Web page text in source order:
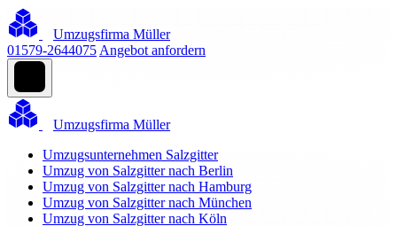
Umzugsfirma Müller
01579-2644075 Angebot anfordern
Umzugsfirma Müller
Umzugsunternehmen Salzgitter
Umzug von Salzgitter nach Berlin
Umzug von Salzgitter nach Hamburg
Umzug von Salzgitter nach München
Umzug von Salzgitter nach Köln